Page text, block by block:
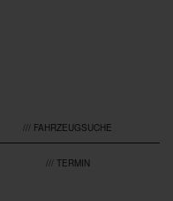
/// FAHRZEUGSUCHE
/// TERMIN